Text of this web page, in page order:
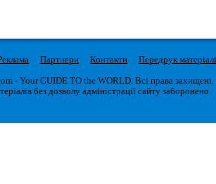
Партнери Контакти
Передрук
- Your GUIDE TO the WORLD. Всі права захищені.
без дозволу адміністрації сайту заборонено.